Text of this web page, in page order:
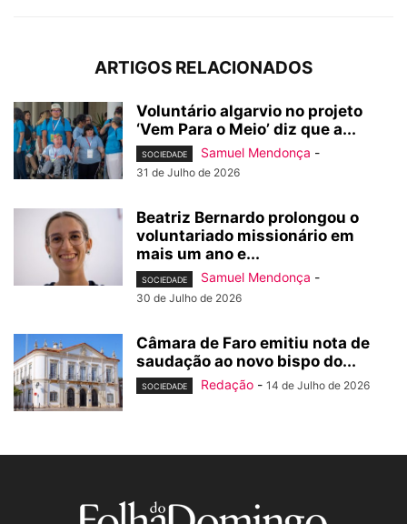
ARTIGOS RELACIONADOS
Voluntário algarvio no projeto
‘Vem Para o Meio’ diz que a...
SOCIEDADE Samuel Mendonça -
31 de Julho de 2026
Beatriz Bernardo prolongou o
voluntariado missionário em
mais um ano e...
SOCIEDADE Samuel Mendonça -
30 de Julho de 2026
Câmara de Faro emitiu nota de
saudação ao novo bispo do...
SOCIEDADE Redação - 14 de Julho de 2026